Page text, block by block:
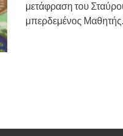
μετάφραση του
μπερδεμένος